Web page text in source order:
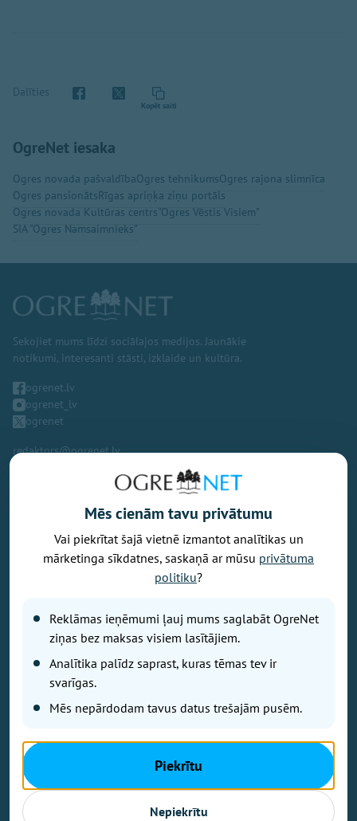
Dalīties
Kopēt saiti
OgreNet iesaka
Ogres novada pašvaldībaOgres tehnikumsOgres rajona slimnīca
Ogres pansionātsRīgas apriņķa ziņu portāls
Ogres novada Kultūras centrs"Ogres Vēstis Visiem"
SIA "Ogres Namsaimnieks"
Sekojiet mums līdzi sociālajos medijos. Jaunākie
notikumi, interesanti stāsti, izklaide un kultūra.
ogrenet.lv
ogrenet_lv
ogrenet
redaktors@ogrenet.lv
Vēlaties izteikt savu viedokli par portālu? Pamanījāt kļūdu? Ir
problēma, ko vēlaties apspriest publiski? Vēlaties iesūtīt rakstu par
Jums aktuālu tēmu? Varbūt Jums vajadzīgs padoms? Rakstiet uz
Izdevējs: SIA "Ogres Balss".
Juridiskā adrese: Lāčplēša iela 24
Ētikas kodeks
Autortiesības
Kontakti
Reklāma
Mēs cienām tavu privātumu
Vai piekrītat šajā vietnē izmantot analītikas un
mārketinga sīkdatnes, saskaņā ar mūsu privātuma
politiku?
Reklāmas ieņēmumi ļauj mums saglabāt OgreNet
ziņas bez maksas visiem lasītājiem.
Analītika palīdz saprast, kuras tēmas tev ir
svarīgas.
Mēs nepārdodam tavus datus trešajām pusēm.
Piekrītu
Nepiekrītu